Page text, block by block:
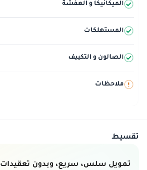
الميكانيكا و العفشة
المستهلكات
الصالون و التكييف
ملاحظات
تقسيط
تمويل سلس، سريع، وبدون تعقيدات!